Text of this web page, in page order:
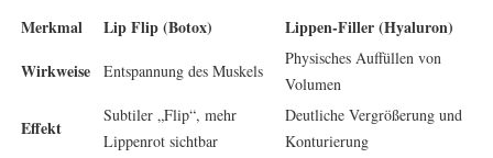
Merkmal Lip Flip (Botox)
Lippen-Filler (Hyaluron)
Wirkweise
Entspannung des Muskels
Physisches Auffüllen von
Volumen
Effekt
Subtiler „Flip“, mehr
Lippenrot sichtbar
Deutliche Vergrößerung und
Konturierung